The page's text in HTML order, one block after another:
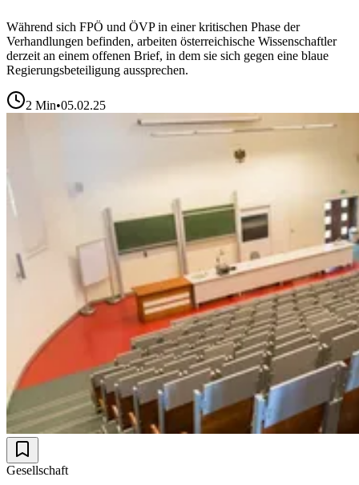
Während sich FPÖ und ÖVP in einer kritischen Phase der
Verhandlungen befinden, arbeiten österreichische Wissenschaftler
derzeit an einem offenen Brief, in dem sie sich gegen eine blaue
Regierungsbeteiligung aussprechen.
2 Min•05.02.25
Gesellschaft